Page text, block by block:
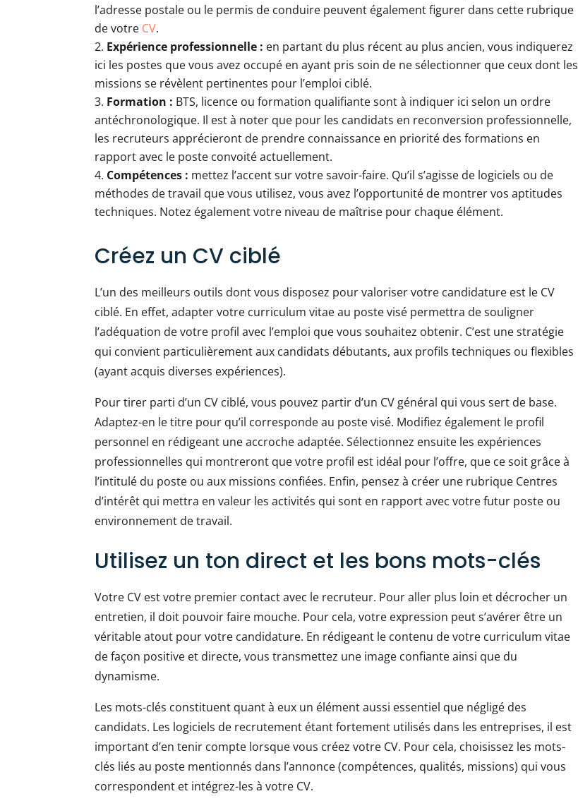
l’adresse postale ou le permis de conduire peuvent également figurer dans cette rubrique
de votre CV.
Expérience professionnelle : en partant du plus récent au plus ancien, vous indiquerez
ici les postes que vous avez occupé en ayant pris soin de ne sélectionner que ceux dont les
missions se révèlent pertinentes pour l’emploi ciblé.
Formation : BTS, licence ou formation qualifiante sont à indiquer ici selon un ordre
antéchronologique. Il est à noter que pour les candidats en reconversion professionnelle,
les recruteurs apprécieront de prendre connaissance en priorité des formations en
rapport avec le poste convoité actuellement.
Compétences : mettez l’accent sur votre savoir-faire. Qu’il s’agisse de logiciels ou de
méthodes de travail que vous utilisez, vous avez l’opportunité de montrer vos aptitudes
techniques. Notez également votre niveau de maîtrise pour chaque élément.
Créez un CV ciblé
L’un des meilleurs outils dont vous disposez pour valoriser votre candidature est le CV
ciblé. En effet, adapter votre curriculum vitae au poste visé permettra de souligner
l’adéquation de votre profil avec l’emploi que vous souhaitez obtenir. C’est une stratégie
qui convient particulièrement aux candidats débutants, aux profils techniques ou flexibles
(ayant acquis diverses expériences).
Pour tirer parti d’un CV ciblé, vous pouvez partir d’un CV général qui vous sert de base.
Adaptez-en le titre pour qu’il corresponde au poste visé. Modifiez également le profil
personnel en rédigeant une accroche adaptée. Sélectionnez ensuite les expériences
professionnelles qui montreront que votre profil est idéal pour l’offre, que ce soit grâce à
l’intitulé du poste ou aux missions confiées. Enfin, pensez à créer une rubrique Centres
d’intérêt qui mettra en valeur les activités qui sont en rapport avec votre futur poste ou
environnement de travail.
Utilisez un ton direct et les bons mots-clés
Votre CV est votre premier contact avec le recruteur. Pour aller plus loin et décrocher un
entretien, il doit pouvoir faire mouche. Pour cela, votre expression peut s’avérer être un
véritable atout pour votre candidature. En rédigeant le contenu de votre curriculum vitae
de façon positive et directe, vous transmettez une image confiante ainsi que du
dynamisme.
Les mots-clés constituent quant à eux un élément aussi essentiel que négligé des
candidats. Les logiciels de recrutement étant fortement utilisés dans les entreprises, il est
important d’en tenir compte lorsque vous créez votre CV. Pour cela, choisissez les mots-
clés liés au poste mentionnés dans l’annonce (compétences, qualités, missions) qui vous
correspondent et intégrez-les à votre CV.